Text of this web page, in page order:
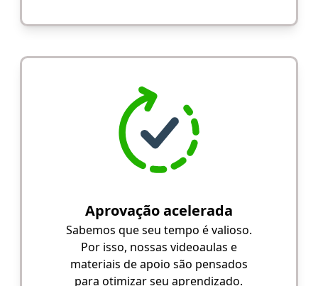
Aprovação acelerada
Sabemos que seu tempo é valioso.
Por isso, nossas videoaulas e
materiais de apoio são pensados
para otimizar seu aprendizado.